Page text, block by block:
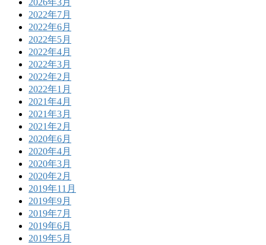
2026年3月
2022年7月
2022年6月
2022年5月
2022年4月
2022年3月
2022年2月
2022年1月
2021年4月
2021年3月
2021年2月
2020年6月
2020年4月
2020年3月
2020年2月
2019年11月
2019年9月
2019年7月
2019年6月
2019年5月